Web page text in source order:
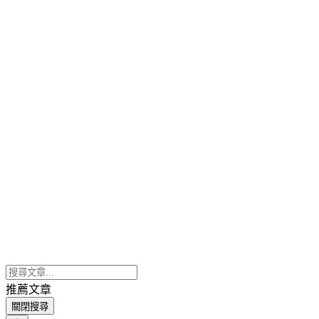
推薦文章
關閉搜尋